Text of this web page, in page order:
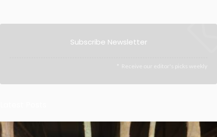
Subscribe Newsletter
Receive our editor's picks weekly